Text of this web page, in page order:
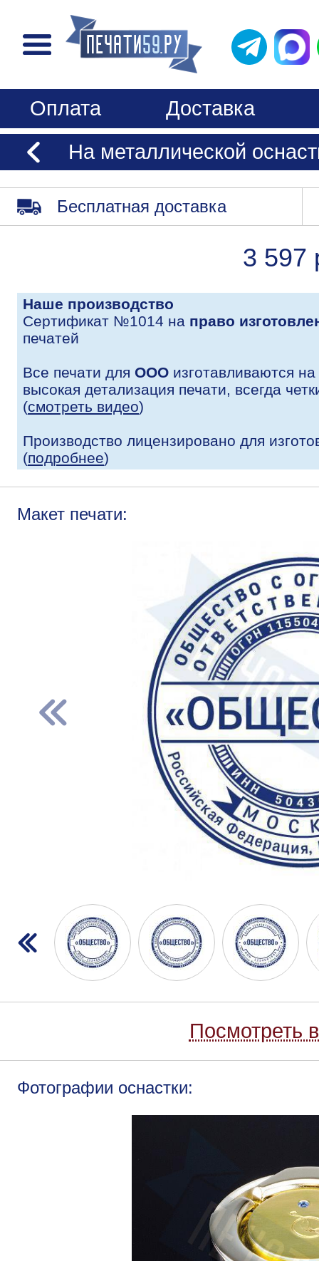
Оплата
Доставка
На металлической
Бесплатная доставка
3 597
Наше производство
Сертификат №1014 на право
печатей
Все печати для ООО изготавливаются
высокая детализация печати, всегда
(смотреть видео)
Производство лицензировано для
(подробнее)
Макет печати:
Посмотреть
Фотографии оснастки: